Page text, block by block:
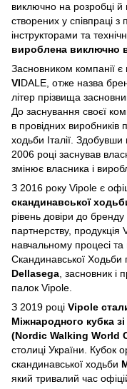
виключно на розробці й
створених у співпраці
інструкторами та
вироблена виключно в
Засновником компанії
VIDALE, отже назва
літер прізвища
До заснування своєї
в провідних виробників
ходьби Італії. Здобувши
2006 році заснував
змінює власника і
З 2016 року Vipole є
скандинавської
рівень довіри до
партнерству, продукція
навчальному процесі
Скандинавської Ходьби
Dellasega, засновник і
палок Vipole.
З 2019 році Vipole
Міжнародного кубка
(Nordic Walking World
столиці України. Кубок
скандинавської ходьби
який тривалий час